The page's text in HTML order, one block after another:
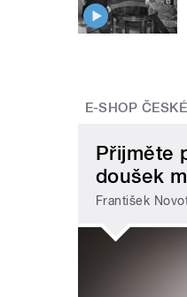
E-SHOP
Přijměte
doušek
František